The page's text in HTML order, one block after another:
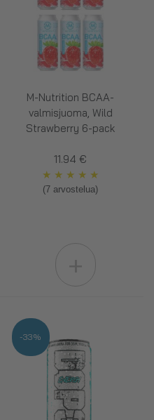
M-Nutrition BCAA-
valmisjuoma, Wild
Strawberry 6-pack
11.94 €
★ ★ ★ ★ ★
(7 arvostelua)
-33%